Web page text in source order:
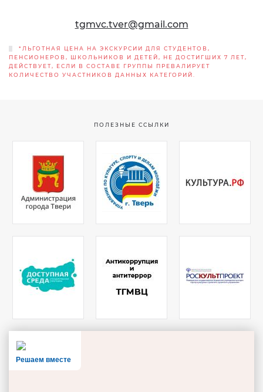
tgmvc.tver@gmail.com
*ЛЬГОТНАЯ ЦЕНА НА ЭКСКУРСИИ ДЛЯ СТУДЕНТОВ,
ПЕНСИОНЕРОВ, ШКОЛЬНИКОВ И ДЕТЕЙ, НЕ ДОСТИГШИХ 7 ЛЕТ,
ДЕЙСТВУЕТ, ЕСЛИ В СОСТАВЕ ГРУППЫ ПРЕВАЛИРУЕТ
КОЛИЧЕСТВО УЧАСТНИКОВ ДАННЫХ КАТЕГОРИЙ.
ПОЛЕЗНЫЕ ССЫЛКИ
Решаем вместе